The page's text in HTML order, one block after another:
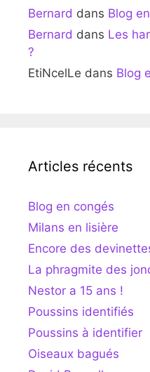
Bernard dans Blog
Bernard dans Les
?
EtiNcelLe dans Blog
Articles récents
Blog en congés
Milans en lisière
Encore des
La phragmite des
Nestor a 15 ans !
Poussins identifiés
Poussins à identifier
Oiseaux bagués